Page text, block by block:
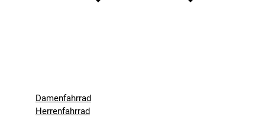
Damenfahrrad
Herrenfahrrad